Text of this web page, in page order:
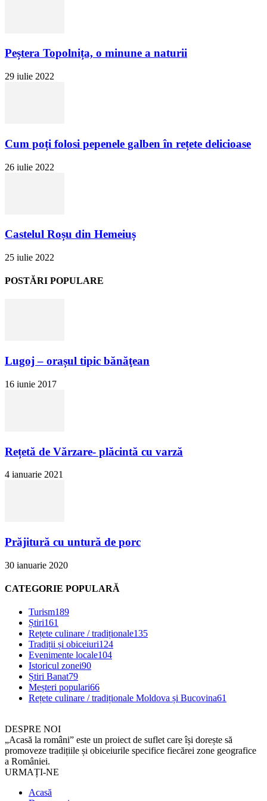
Peștera Topolnița, o minune a naturii
29 iulie 2022
Cum poți folosi pepenele galben în rețete delicioase
26 iulie 2022
Castelul Roșu din Hemeiuș
25 iulie 2022
POSTĂRI POPULARE
Lugoj – orașul tipic bănăţean
16 iunie 2017
Rețetă de Vărzare- plăcintă cu varză
4 ianuarie 2021
Prăjitură cu untură de porc
30 ianuarie 2020
CATEGORIE POPULARĂ
Turism189
Știri161
Rețete culinare / tradiționale135
Tradiții și obiceiuri124
Evenimente locale104
Istoricul zonei90
Știri Banat79
Meșteri populari66
Rețete culinare / tradiționale Moldova și Bucovina61
DESPRE NOI
„Acasă la români” este un proiect de suflet care își dorește să
promoveze tradițiile și obiceiurile specifice fiecărei zone geografice
a României.
URMAȚI-NE
Acasă